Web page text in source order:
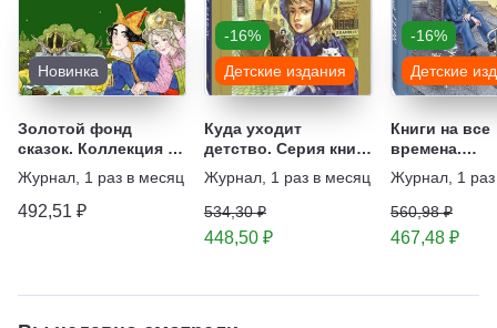
Новинка
Золотой фонд
сказок. Коллекция из
100 произведений
Журнал 1 раз в месяц
492,51 ₽
-16%
Детские издания
Куда уходит
детство. Серия книг
для юного
поколения
Журнал 1 раз в месяц
534,30 ₽
448,50 ₽
-16%
Детские
Книги на все
времена.
Бестселлеры
детской
Серия книг
Журнал 1
560,98 ₽
467,48 ₽